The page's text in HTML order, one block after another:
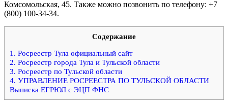
Комсомольская, 45. Также можно позвонить по телефону: +7
(800) 100-34-34.
Содержание
1. Росреестр Тула официальный сайт
2. Росреестр города Тула и Тульской области
3. Росреестр по Тульской области
4. УПРАВЛЕНИЕ РОСРЕЕСТРА ПО ТУЛЬСКОЙ ОБЛАСТИ
Выписка ЕГРЮЛ с ЭЦП ФНС